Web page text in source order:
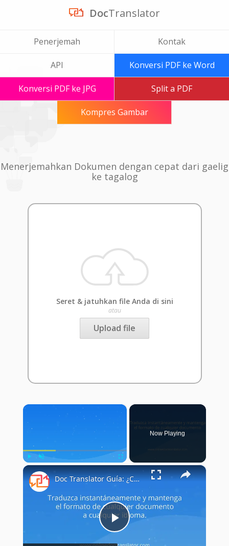
DocTranslator
Penerjemah Kontak
API Konversi PDF ke Word
Konversi PDF ke JPG Split a PDF
Kompres Gambar
Menerjemahkan Dokumen dengan cepat dari gaelig
ke tagalog
Seret & jatuhkan file Anda di sini
atau
Upload file
×
Play Unmute Fullscreen
Now Playing
×
Play
Doc Translator Guía: ¿Cómo uso el traductor de documentos?